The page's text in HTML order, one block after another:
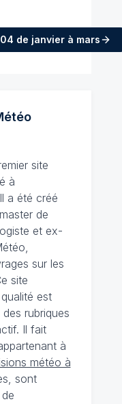
de janvier à mars
site
à
a été créé
de
et ex-
sur les
site
est
rubriques
Il fait
à
météo à
sont